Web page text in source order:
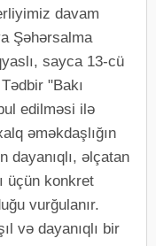
davam
Şəhərsalma
sayca 13-cü
"Bakı
edilməsi ilə
əməkdaşlığın
dayanıqlı, əlçatan
üçün konkret
vurğulanır.
və dayanıqlı bir